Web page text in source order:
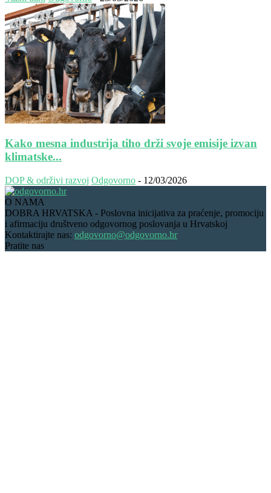
Kako mesna industrija tiho drži svoje emisije izvan
klimatske...
DOP & održivi razvoj Odgovorno - 12/03/2026
O NAMA
DOBRA HRVATSKA - Poslovna inicijativa za praćenje, promociju
i afirmaciju društveno odgovornog poslovanja u Hrvatskoj
Kontaktirajte nas: odgovorno@odgovorno.hr
Pratite nas